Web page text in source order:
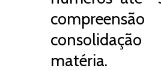
matéria.